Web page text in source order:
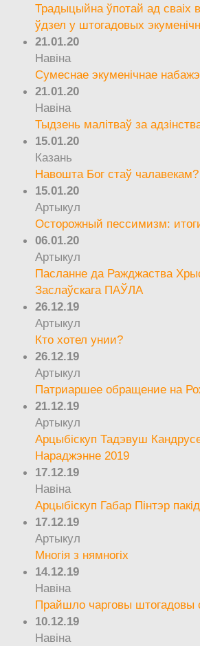
Традыцыйна ўпотай ад сваіх
ўдзел у штогадовых
21.01.20
Навіна
Сумеснае экуменічнае
21.01.20
Навіна
Тыдзень малітваў за
15.01.20
Казань
Навошта Бог стаў
15.01.20
Артыкул
Осторожный пессимизм:
06.01.20
Артыкул
Пасланне да Ражджаства
Заслаўскага ПАЎЛА
26.12.19
Артыкул
Кто хотел унии?
26.12.19
Артыкул
Патриаршее обращение на
21.12.19
Артыкул
Арцыбіскуп Тадэвуш
Нараджэнне 2019
17.12.19
Навіна
Арцыбіскуп Габар Пінтэр
17.12.19
Артыкул
Многія з нямногіх
14.12.19
Навіна
Прайшло чарговы штогадовы
10.12.19
Навіна